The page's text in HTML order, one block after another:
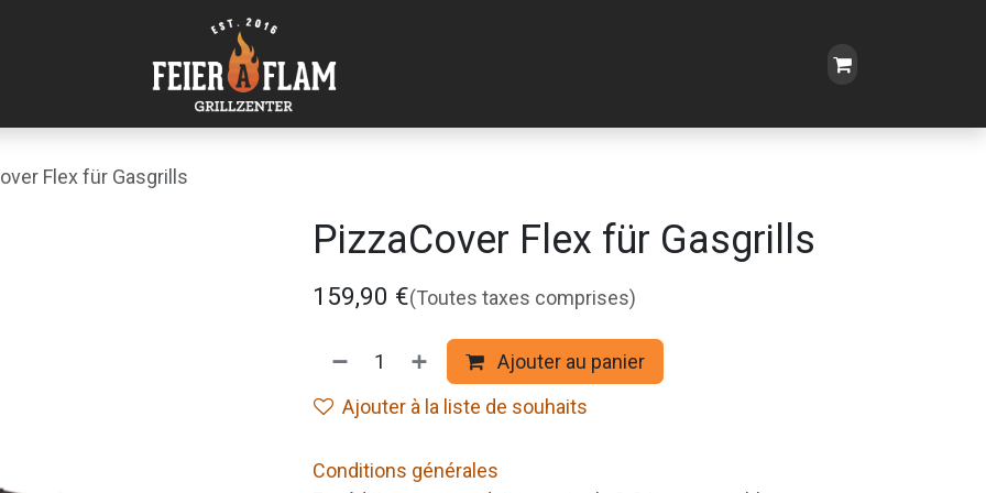
Flex für Gasgrills
PizzaCover Flex für Gasgrills
159,90 €(Toutes taxes comprises)
Ajouter au panier
Ajouter à la liste de souhaits
Conditions générales